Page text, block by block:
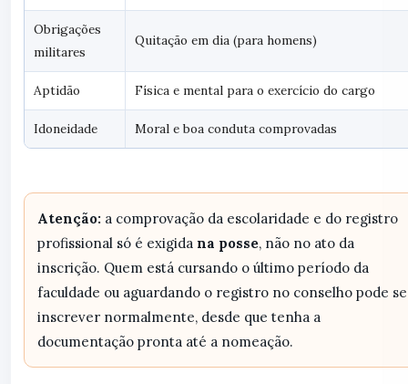
Obrigações
militares
Quitação em dia (para homens)
Aptidão Física e mental para o exercício do cargo
Idoneidade Moral e boa conduta comprovadas
Atenção: a comprovação da escolaridade e do registro
profissional só é exigida na posse, não no ato da
inscrição. Quem está cursando o último período da
faculdade ou aguardando o registro no conselho pode se
inscrever normalmente, desde que tenha a
documentação pronta até a nomeação.